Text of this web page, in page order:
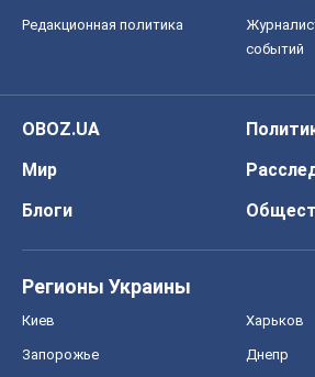
Редакционная политика
событий
OBOZ.UA
Мир
Блоги
Регионы Украины
Киев Харьков
Запорожье Днепр